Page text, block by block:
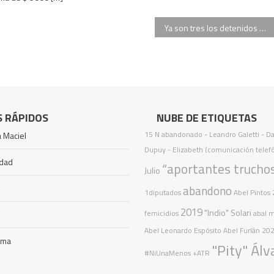
Ya son tres los detenidos por la muerte del hincha de Luján: serán indagados hoy
RÁPIDOS
Maciel
NUBE DE ETIQUETAS
15 N abandonado - Leandro Galetti -
Dupuy - Elizabeth (comunicación
Julio “aportantes
1diputadosabandono Abel Pintos
femicidios 2019"Indio" Solari abal
Abel Leonardo Espósito Abel Furlán
#NiUnaMenos +ATR "Pity"